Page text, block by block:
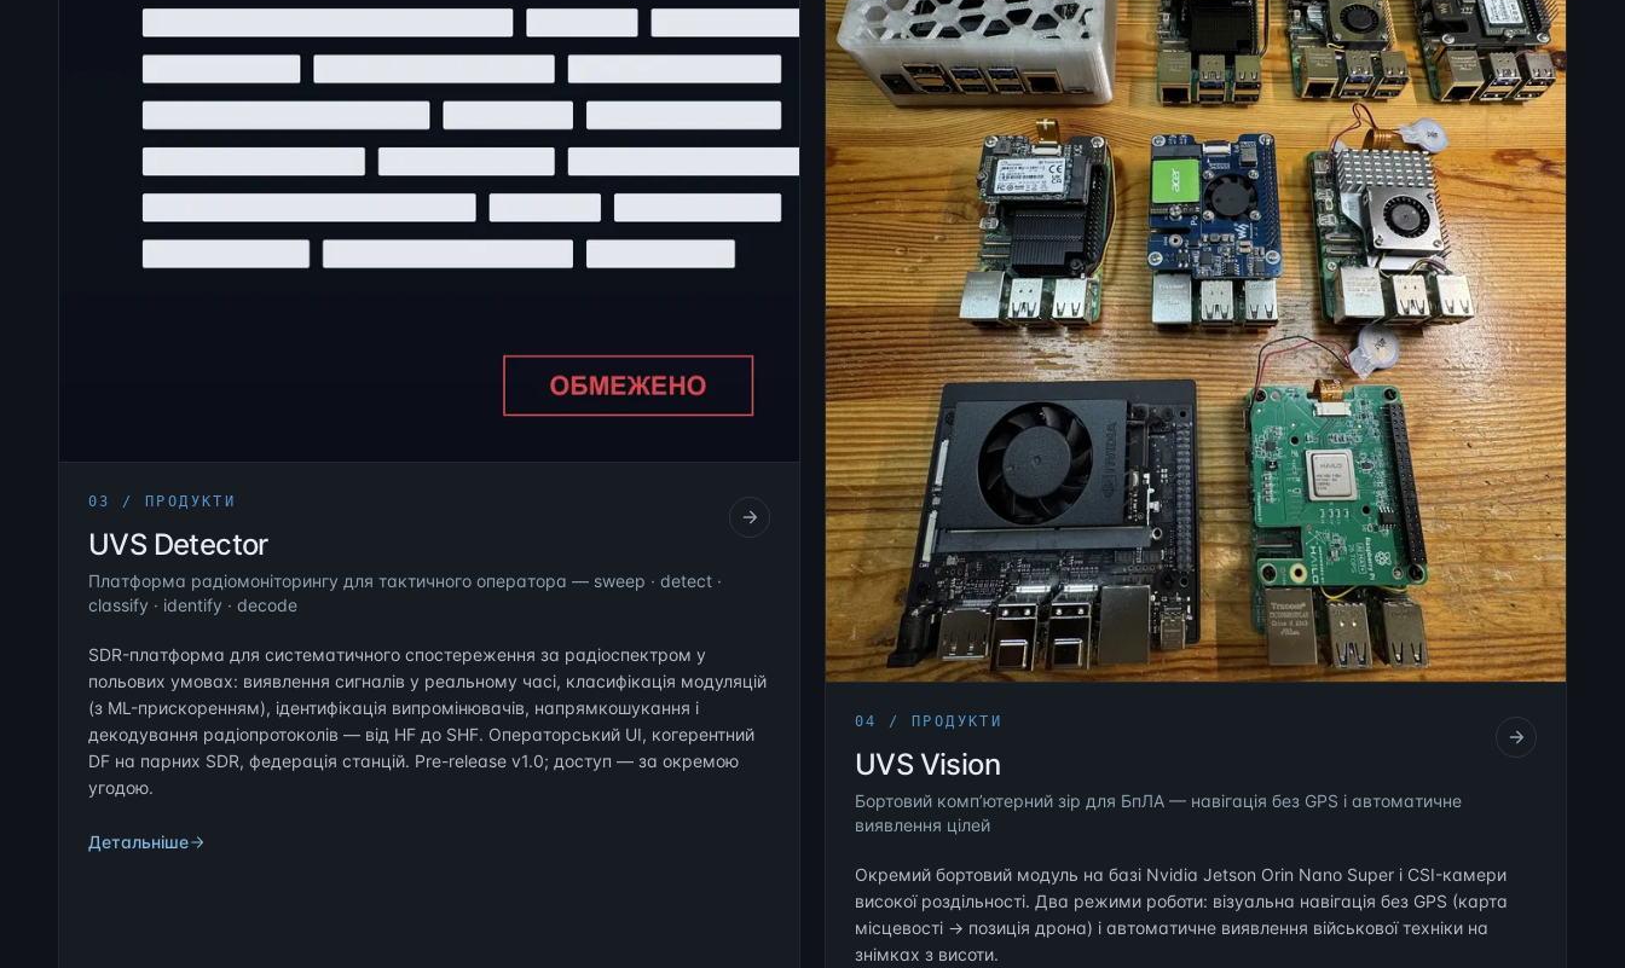
03 / ПРОДУКТИ
UVS Detector
Платформа радіомоніторингу для тактичного оператора — sweep · detect ·
classify · identify · decode
SDR-платформа для систематичного спостереження за радіоспектром у
польових умовах: виявлення сигналів у реальному часі, класифікація модуляцій
(з ML-прискоренням), ідентифікація випромінювачів, напрямкошукання і
декодування радіопротоколів — від HF до SHF. Операторський UI, когерентний
DF на парних SDR, федерація станцій. Pre-release v1.0; доступ — за окремою
угодою.
Детальніше
04 / ПРОДУКТИ
UVS Vision
Бортовий компʼютерний зір для БпЛА — навігація без GPS і автоматичне
виявлення цілей
Окремий бортовий модуль на базі Nvidia Jetson Orin Nano Super і CSI-камери
високої роздільності. Два режими роботи: візуальна навігація без GPS (карта
місцевості → позиція дрона) і автоматичне виявлення військової техніки на
знімках з висоти.